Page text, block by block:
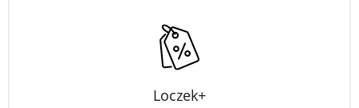
Loczek+